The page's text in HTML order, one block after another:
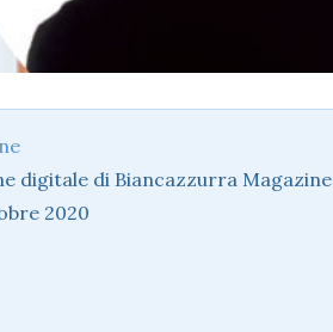
digitale di Biancazzurra Magazine
2020